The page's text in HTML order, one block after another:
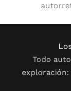
Todo
exploración: